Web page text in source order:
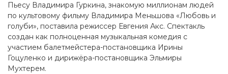
Пьесу Владимира Гуркина, знакомую миллионам людей
по культовому фильму Владимира Меньшова «Любовь и
голуби», поставила режиссер Евгения Акс. Спектакль
создан как полноценная музыкальная комедия с
участием балетмейстера-постановщика Ирины
Гоцуленко и дирижёра-постановщика Эльмиры
Мухтерем.